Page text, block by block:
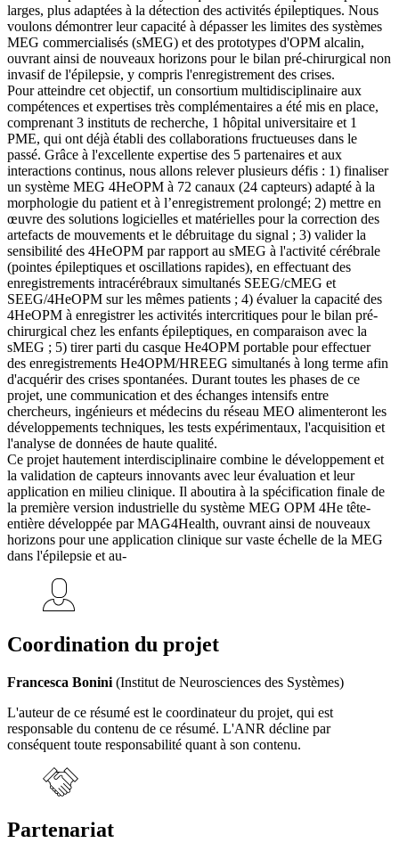
larges, plus adaptées à la détection des activités épileptiques. Nous
voulons démontrer leur capacité à dépasser les limites des systèmes
MEG commercialisés (sMEG) et des prototypes d'OPM alcalin,
ouvrant ainsi de nouveaux horizons pour le bilan pré-chirurgical non
invasif de l'épilepsie, y compris l'enregistrement des crises.
Pour atteindre cet objectif, un consortium multidisciplinaire aux
compétences et expertises très complémentaires a été mis en place,
comprenant 3 instituts de recherche, 1 hôpital universitaire et 1
PME, qui ont déjà établi des collaborations fructueuses dans le
passé. Grâce à l'excellente expertise des 5 partenaires et aux
interactions continus, nous allons relever plusieurs défis : 1) finaliser
un système MEG 4HeOPM à 72 canaux (24 capteurs) adapté à la
morphologie du patient et à l’enregistrement prolongé; 2) mettre en
œuvre des solutions logicielles et matérielles pour la correction des
artefacts de mouvements et le débruitage du signal ; 3) valider la
sensibilité des 4HeOPM par rapport au sMEG à l'activité cérébrale
(pointes épileptiques et oscillations rapides), en effectuant des
enregistrements intracérébraux simultanés SEEG/cMEG et
SEEG/4HeOPM sur les mêmes patients ; 4) évaluer la capacité des
4HeOPM à enregistrer les activités intercritiques pour le bilan pré-
chirurgical chez les enfants épileptiques, en comparaison avec la
sMEG ; 5) tirer parti du casque He4OPM portable pour effectuer
des enregistrements He4OPM/HREEG simultanés à long terme afin
d'acquérir des crises spontanées. Durant toutes les phases de ce
projet, une communication et des échanges intensifs entre
chercheurs, ingénieurs et médecins du réseau MEO alimenteront les
développements techniques, les tests expérimentaux, l'acquisition et
l'analyse de données de haute qualité.
Ce projet hautement interdisciplinaire combine le développement et
la validation de capteurs innovants avec leur évaluation et leur
application en milieu clinique. Il aboutira à la spécification finale de
la première version industrielle du système MEG OPM 4He tête-
entière développée par MAG4Health, ouvrant ainsi de nouveaux
horizons pour une application clinique sur vaste échelle de la MEG
dans l'épilepsie et au-
Coordination du projet
Francesca Bonini (Institut de Neurosciences des Systèmes)
L'auteur de ce résumé est le coordinateur du projet, qui est
responsable du contenu de ce résumé. L'ANR décline par
conséquent toute responsabilité quant à son contenu.
Partenariat